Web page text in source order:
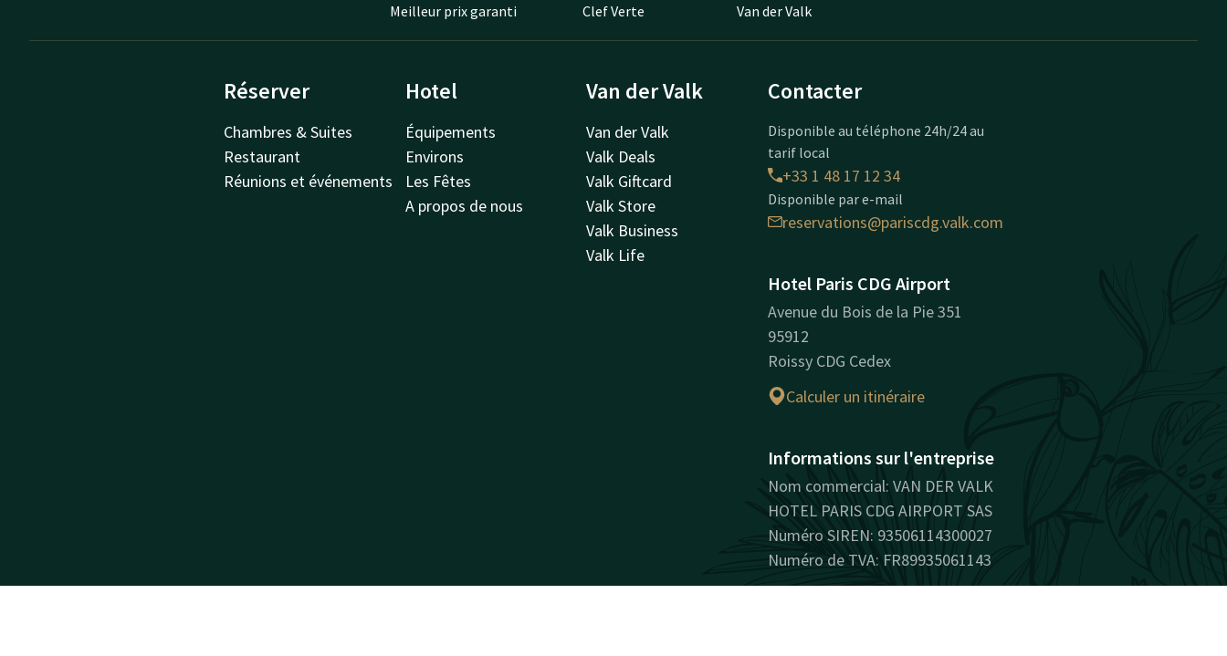
Meilleur prix garanti Clef Verte Van der Valk
Réserver
Chambres & Suites
Restaurant
Réunions et événements
Hotel
Équipements
Environs
Les Fêtes
A propos de nous
Van der Valk
Van der Valk
Valk Deals
Valk Giftcard
Valk Store
Valk Business
Valk Life
Contacter
Disponible au téléphone 24h/24 au
tarif local
+33 1 48 17 12 34
Disponible par e-mail
reservations@pariscdg.valk.com
Hotel Paris CDG Airport
Avenue du Bois de la Pie 351
95912
Roissy CDG Cedex
Calculer un itinéraire
Informations sur l'entreprise
Nom commercial: VAN DER VALK
HOTEL PARIS CDG AIRPORT SAS
Numéro SIREN: 93506114300027
Numéro de TVA: FR89935061143